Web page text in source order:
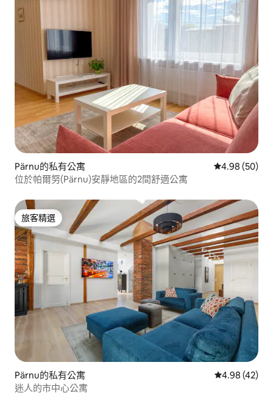
Pärnu的私有公寓 從 50 則評價
4.98 (50)
位於帕爾努(Pärnu)安靜地區的2間舒適公寓
旅客精選
旅客精選
Pärnu的私有公寓 從 42 則評價
4.98 (42)
迷人的市中心公寓